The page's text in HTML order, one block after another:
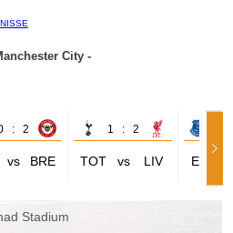
City -
: 2
vs BRE
1 : 2
TOT vs LIV EVE
Stadium